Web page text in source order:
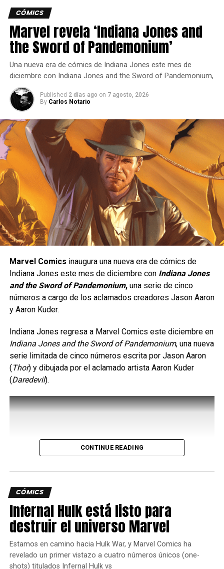
El primer arco llamado “Escape from Riverdale” (que va del
#1 al #5) nos muestra que el inicio del apocalipsis
zombie se da por Sabrina, quien desobedeciendo a sus
tías y en una acción altruista por ayudar a un desconsolado
Torombolo/Judgerhead, quien le ha pedido reviva a su
perro Hot-Dog que fue atropellado, lanza un hechizo que
lo trae de vuelta del más allá al cachorro, sin embargo,
lo muertos y Hot-Dog regresa como zombie que ataca a
Torombolo y obviamente lo transforma en un no muerto,
dando inicio al apocalipsis zombie.
CÓMICS
Marvel revela ‘Indiana Jones and
the Sword of Pandemonium’
Una nueva era de cómics de Indiana Jones este mes de
diciembre con Indiana Jones and the Sword of Pandemonium,
Published 2 días ago on 7 agosto, 2026
By Carlos Notario
Marvel Comics inaugura una nueva era de cómics de
Indiana Jones este mes de diciembre con Indiana Jones
and the Sword of Pandemonium,una serie de cinco
números a cargo de los aclamados creadores Jason Aaron
y Aaron Kuder.
Indiana Jones regresa a Marvel Comics este diciembre en
Indiana Jones and the Sword of Pandemonium, una nueva
serie limitada de cinco números escrita por Jason Aaron
(Thor) y dibujada por el aclamado artista Aaron Kuder
(Daredevil).
CONTINUE READING
CÓMICS
Infernal Hulk está listo para
destruir el universo Marvel
Estamos en camino hacia Hulk War, y Marvel Comics ha
revelado un primer vistazo a cuatro números únicos (one-
shots) titulados Infernal Hulk vs